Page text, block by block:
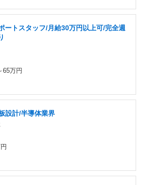
ートスタッフ/月給30万円以上可/完全週
65万円
設計/半導体業界